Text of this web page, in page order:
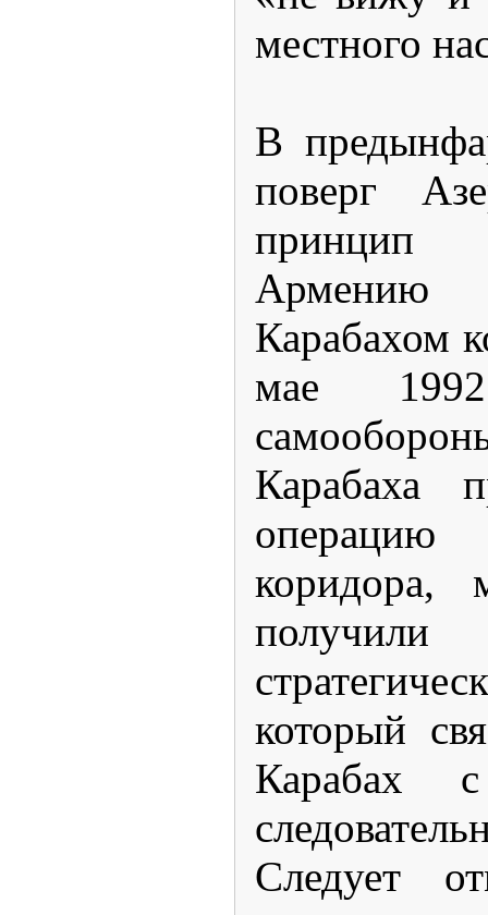
местного
В
поверг
принцип
Карабахом
мае
Карабаха
коридора,
который
Карабах
Следует